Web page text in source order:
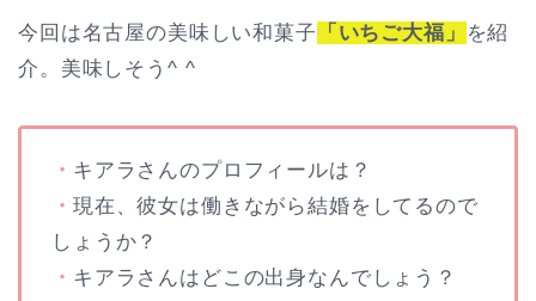
今回は名古屋の美味しい和菓子 「いちご大福」
を紹
介。美味しそう^ ^
・ キアラさんのプロフィールは？
・ 現在、彼女は働きながら結婚をしてるので
しょうか？
・ キアラさんはどこの出身なんでしょう？